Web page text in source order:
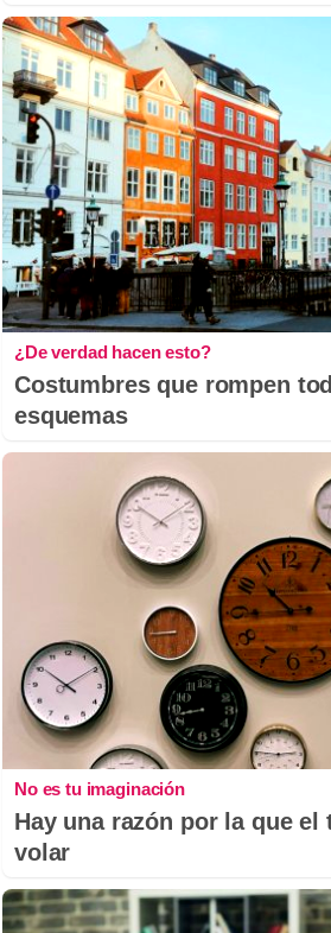
¿De verdad hacen esto?
Costumbres que rompen
esquemas
No es tu imaginación
Hay una razón por la que el
volar